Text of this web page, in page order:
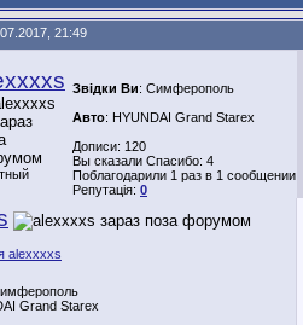
21:49
Звідки Ви: Симферополь
Авто: HYUNDAI Grand Starex
Дописи: 120
Вы сказали Спасибо: 4
Поблагодарили 1 раз в 1 сообщении
Репутація: 0
Grand Starex